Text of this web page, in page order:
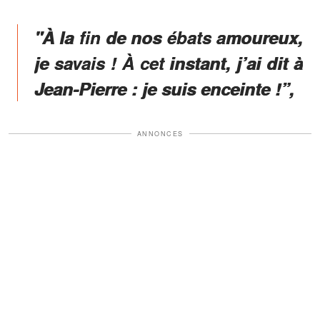
"À la fin de nos ébats amoureux,
je savais ! À cet instant, j’ai dit à
Jean-Pierre : je suis enceinte !”,
ANNONCES